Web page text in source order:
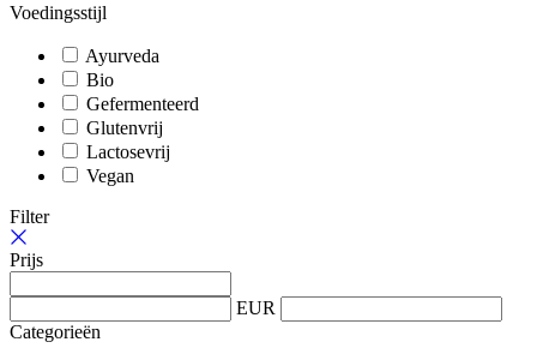
Voedingsstijl
Ayurveda
Bio
Gefermenteerd
Glutenvrij
Lactosevrij
Vegan
Filter
Prijs
EUR
Categorieën